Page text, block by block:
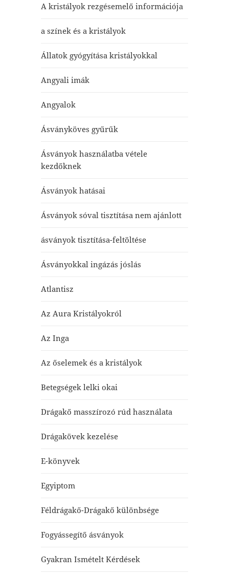
A kristályok rezgésemelő információja
a színek és a kristályok
Állatok gyógyítása kristályokkal
Angyali imák
Angyalok
Ásványköves gyűrűk
Ásványok használatba vétele
kezdőknek
Ásványok hatásai
Ásványok sóval tisztítása nem ajánlott
ásványok tisztítása-feltöltése
Ásványokkal ingázás jóslás
Atlantisz
Az Aura Kristályokról
Az Inga
Az őselemek és a kristályok
Betegségek lelki okai
Drágakő masszírozó rúd használata
Drágakövek kezelése
E-könyvek
Egyiptom
Féldrágakő-Drágakő különbsége
Fogyássegítő ásványok
Gyakran Ismételt Kérdések